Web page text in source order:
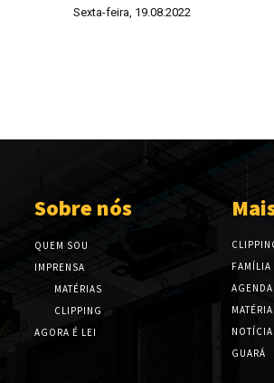
Sexta-feira, 19.08.2022
Sobre nós
QUEM SOU
IMPRENSA
MATÉRIAS
CLIPPING
AGORA É LEI
FAMÍLIA
AGENDA
GUARÁ